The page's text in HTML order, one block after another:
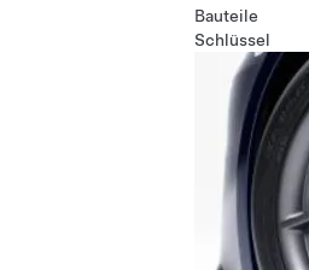
Bauteile
Schlüssel